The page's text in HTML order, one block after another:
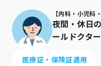
【内科・小児科
夜間・休日
ールドクター
医療証・保険証適用